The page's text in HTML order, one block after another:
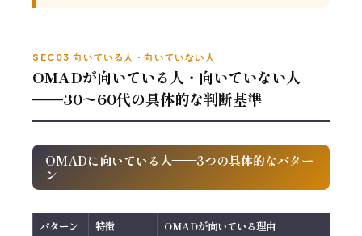
SEC03 向いている人・向いていない人
OMADが向いている人・向いていない人
——30〜60代の具体的な判断基準
OMADに向いている人——3つの具体的なパター
ン
パターン 特徴
OMADが向いている理由